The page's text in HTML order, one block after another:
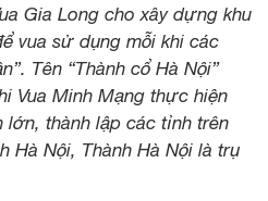
Gia Long cho xây dựng khu
vua sử dụng mỗi khi các
Tên “Thành cổ Hà Nội”
Vua Minh Mạng thực hiện
lớn, thành lập các tỉnh trên
Nội, Thành Hà Nội là trụ